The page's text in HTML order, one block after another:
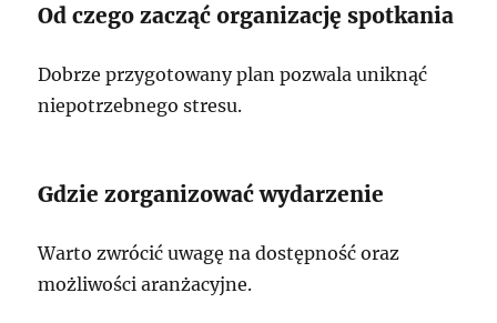
Od czego zacząć organizację spotkania
Dobrze przygotowany plan pozwala uniknąć
niepotrzebnego stresu.
Gdzie zorganizować wydarzenie
Warto zwrócić uwagę na dostępność oraz
możliwości aranżacyjne.